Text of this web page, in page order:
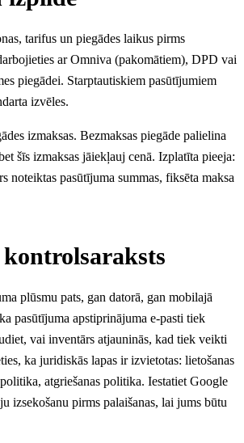
tarifus un piegādes laikus pirms
ar Omniva (pakomātiem), DPD vai
piegādei. Starptautiskiem pasūtījumiem
izvēles.
izmaksas. Bezmaksas piegāde palielina
šīs izmaksas jāiekļauj cenā. Izplatīta pieeja:
noteiktas pasūtījuma summas, fiksēta maksa
kontrolsaraksts
plūsmu pats, gan datorā, gan mobilajā
pasūtījuma apstiprinājuma e-pasti tiek
vai inventārs atjauninās, kad tiek veikti
ka juridiskās lapas ir izvietotas: lietošanas
atgriešanas politika. Iestatiet Google
izsekošanu pirms palaišanas, lai jums būtu